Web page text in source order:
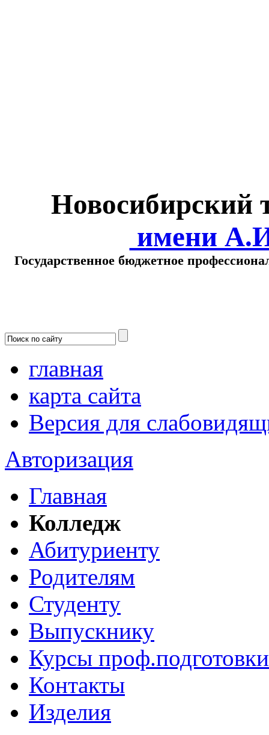
Новосибирский
имени
Государственное бюджетное
главная
карта сайта
Версия для
Авторизация
Главная
Колледж
Абитуриенту
Родителям
Студенту
Выпускнику
Курсы проф.подготовки
Контакты
Изделия